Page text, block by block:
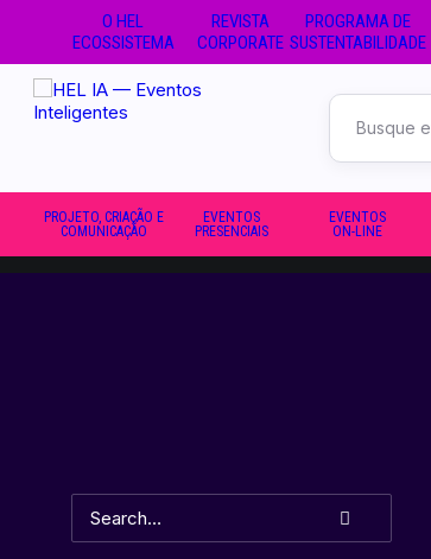
O HEL
ECOSSISTEMA
REVISTA
CORPORATE
PROGRAMA DE
SUSTENTABILIDADE
PROJETO, CRIAÇÃO E
COMUNICAÇÃO
EVENTOS
PRESENCIAIS
EVENTOS
ON-LINE